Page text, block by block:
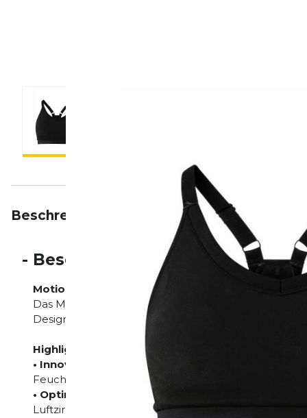
Beschreibung Eigenschaften Bewertungen
- Beschreibung
Motion Bra
Das Motion Bra von Craft bietet eine Kombination
Design, perfekt für Sportler, die in jeder Situation
Highlights:
• Innovatives Material:
Hergestellt aus einem
Feuchtigkeit schnell ableitet und die Haut
• Optimale Belüftung: Strategisch platzierte Mesh-
Luftzirkulation und Temperaturregulierung.